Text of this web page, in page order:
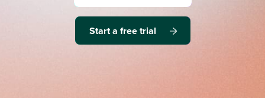
Start a free trial